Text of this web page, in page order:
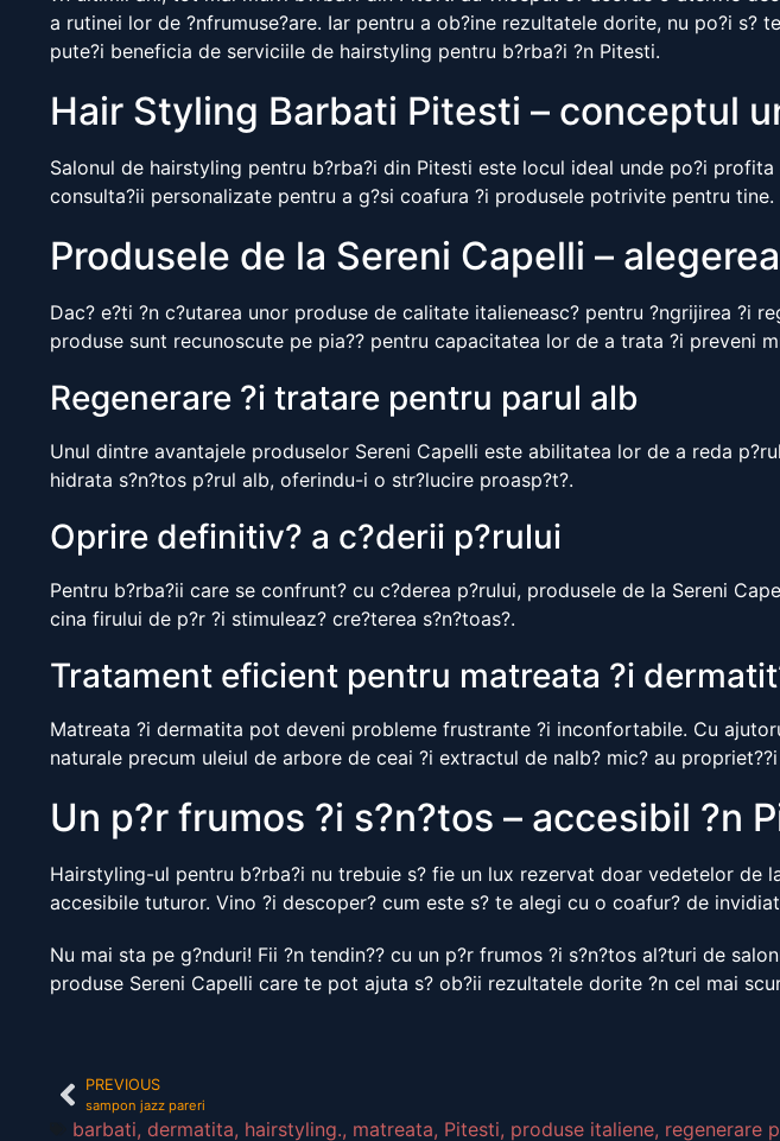
a rutinei lor de ?nfrumuse?are. Iar pentru a ob?ine rezultatele dorite, nu po?i s?
pute?i beneficia de serviciile de hairstyling pentru b?rba?i ?n Pitesti.
Hair Styling Barbati Pitesti – conceptul
Salonul de hairstyling pentru b?rba?i din Pitesti este locul ideal unde po?i
consulta?ii personalizate pentru a g?si coafura ?i produsele potrivite pentru tine.
Produsele de la Sereni Capelli –
Dac? e?ti ?n c?utarea unor produse de calitate italieneasc? pentru ?ngrijirea ?i
produse sunt recunoscute pe pia?? pentru capacitatea lor de a trata ?i preveni
Regenerare ?i tratare pentru parul alb
Unul dintre avantajele produselor Sereni Capelli este abilitatea lor de a reda
hidrata s?n?tos p?rul alb, oferindu-i o str?lucire proasp?t?.
Oprire definitiv? a c?derii p?rului
Pentru b?rba?ii care se confrunt? cu c?derea p?rului, produsele de la Sereni
cina firului de p?r ?i stimuleaz? cre?terea s?n?toas?.
Tratament eficient pentru matreata ?i
Matreata ?i dermatita pot deveni probleme frustrante ?i inconfortabile. Cu
naturale precum uleiul de arbore de ceai ?i extractul de nalb? mic? au
Un p?r frumos ?i s?n?tos – accesibil ?n
Hairstyling-ul pentru b?rba?i nu trebuie s? fie un lux rezervat doar vedetelor
accesibile tuturor. Vino ?i descoper? cum este s? te alegi cu o coafur? de
Nu mai sta pe g?nduri! Fii ?n tendin?? cu un p?r frumos ?i s?n?tos al?turi de
produse Sereni Capelli care te pot ajuta s? ob?ii rezultatele dorite ?n cel mai
PREVIOUS
sampon jazz pareri
barbati, dermatita, hairstyling., matreata, Pitesti, produse italiene, regenerare